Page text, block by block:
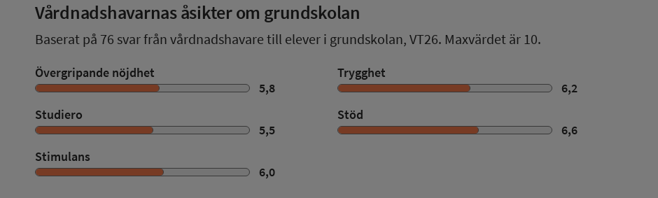
Vårdnadshavarnas åsikter om grundskolan
Baserat på 76 svar från vårdnadshavare till elever i grundskolan, VT26. Maxvärdet är 10.
Övergripande nöjdhet
5,8
Trygghet
6,2
Studiero
5,5
Stöd
6,6
Stimulans
6,0